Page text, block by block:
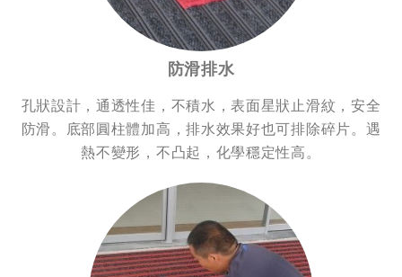
防滑排水
孔狀設計，通透性佳，不積水，表面星狀止滑紋，安全
防滑。底部圓柱體加高，排水效果好也可排除碎片。遇
熱不變形，不凸起，化學穩定性高。